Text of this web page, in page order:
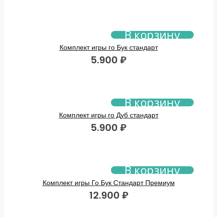
В корзину
Комплект игры го Бук стандарт
5.900 ₽
В корзину
Комплект игры го Дуб стандарт
5.900 ₽
В корзину
Комплект игры Го Бук Стандарт Премиум
12.900 ₽